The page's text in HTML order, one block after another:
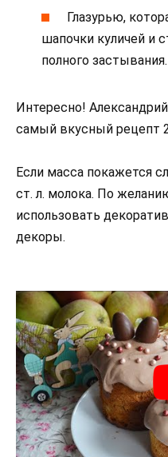
Глазурью,
шапочки куличей и
полного застывания.
Интересно!
самый вкусный рецепт
Если масса покажется
ст. л. молока. По
использовать
декоры.